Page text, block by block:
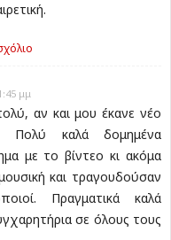
μμ
αν και μου έκανε νέο
Πολύ καλά δομημένα
με το βίντεο κι ακόμα
και τραγουδούσαν
Πραγματικά καλά
σε όλους τους